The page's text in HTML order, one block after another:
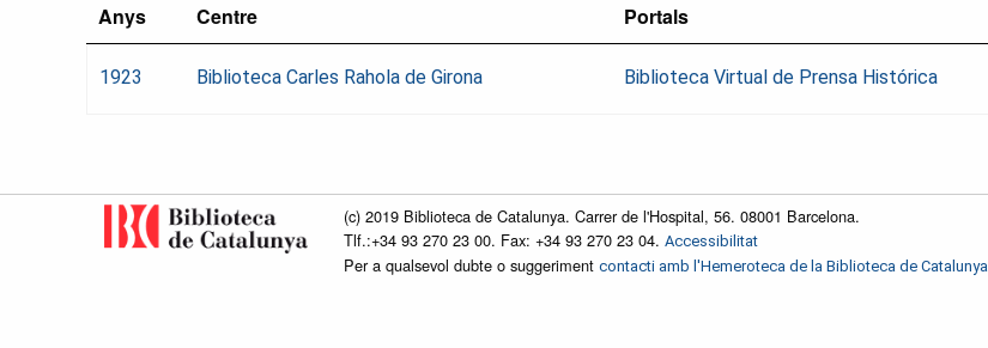
Anys Centre Portals
1923 Biblioteca Carles Rahola de Girona Biblioteca Virtual de Prensa Histórica
(c) 2019 Biblioteca de Catalunya. Carrer de l'Hospital, 56. 08001 Barcelona.
Tlf.:+34 93 270 23 00. Fax: +34 93 270 23 04. Accessibilitat
Per a qualsevol dubte o suggeriment contacti amb l'Hemeroteca de la Biblioteca de Catalunya